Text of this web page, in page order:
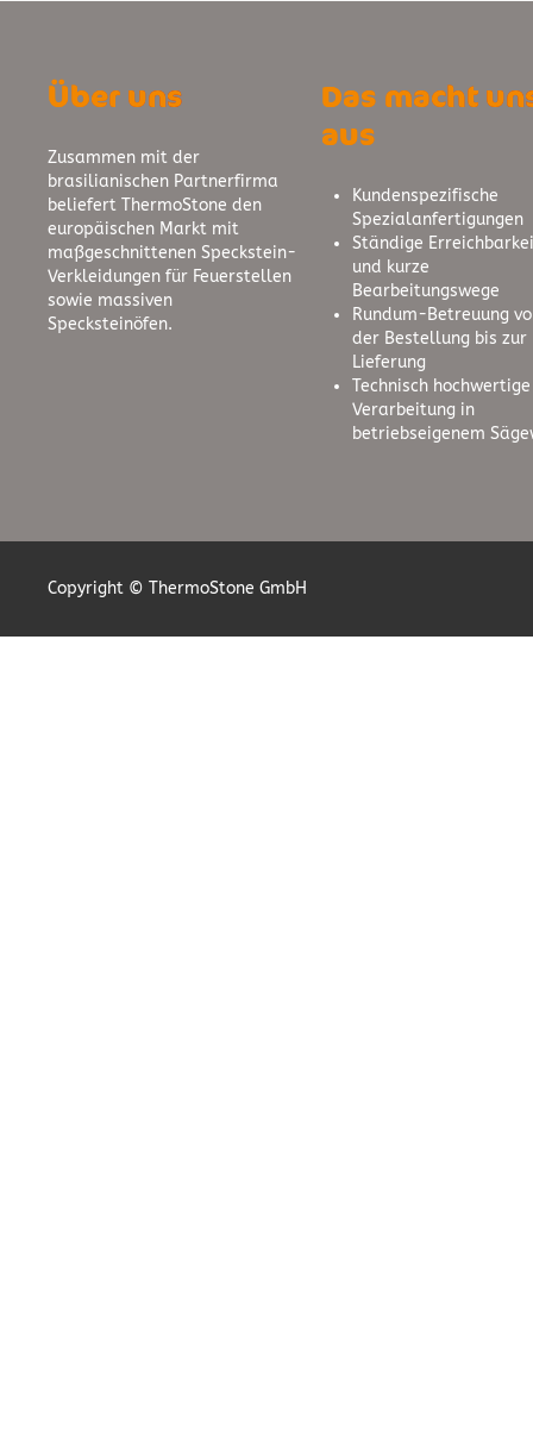
Über uns
Zusammen mit der
brasilianischen Partnerfirma
beliefert ThermoStone den
europäischen Markt mit
maßgeschnittenen Speckstein-
Verkleidungen für Feuerstellen
sowie massiven
Specksteinöfen.
Das macht
aus
Kundenspezifische
Spezialanfertigungen
Ständige
und kurze
Bearbeitungswege
Rundum-Betreuung
der Bestellung bis zur
Lieferung
Technisch hochwertige
Verarbeitung in
betriebseigenem
Copyright © ThermoStone GmbH